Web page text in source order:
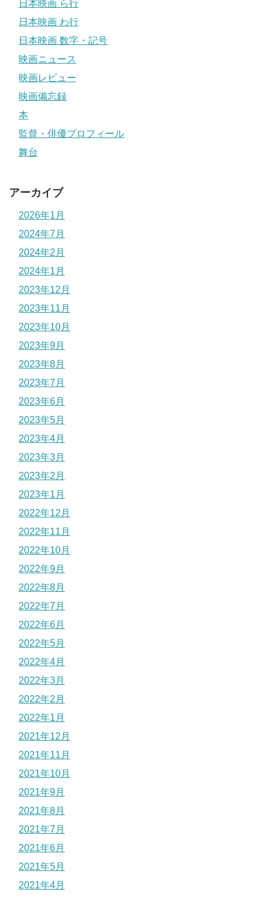
日本映画 ら行
日本映画 わ行
日本映画 数字・記号
映画ニュース
映画レビュー
映画備忘録
本
監督・俳優プロフィール
舞台
アーカイブ
2026年1月
2024年7月
2024年2月
2024年1月
2023年12月
2023年11月
2023年10月
2023年9月
2023年8月
2023年7月
2023年6月
2023年5月
2023年4月
2023年3月
2023年2月
2023年1月
2022年12月
2022年11月
2022年10月
2022年9月
2022年8月
2022年7月
2022年6月
2022年5月
2022年4月
2022年3月
2022年2月
2022年1月
2021年12月
2021年11月
2021年10月
2021年9月
2021年8月
2021年7月
2021年6月
2021年5月
2021年4月